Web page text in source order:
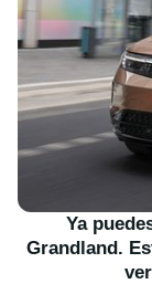
Ya
Grandland.